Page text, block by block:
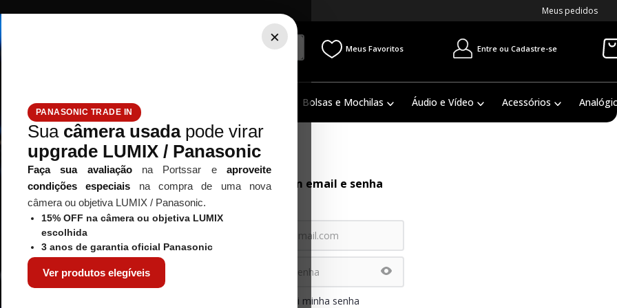
×
PANASONIC TRADE IN
Sua câmera usadapode virar
upgrade LUMIX / Panasonic
Faça sua avaliaçãona Portssar eaproveite
condições especiais na compra de uma nova
câmera ou objetiva LUMIX / Panasonic.
15% OFF na câmera ou objetiva LUMIX
escolhida
3 anos de garantia oficial Panasonic
Ver produtos elegíveis
Meus pedidos
Meus Favoritos Entre ou Cadastre-se
Tripé / Monopé Estúdio / Iluminação Bolsas e Mochilas Áudio e Vídeo Acessórios
para entrar
ACESSO POR EMAIL
GOOGLE
Entrar com email e senha
Esqueci minha senha